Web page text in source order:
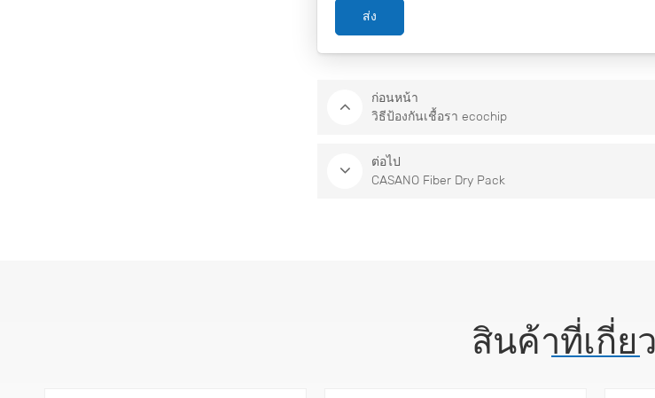
ส่ง
ก่อนหน้า
วิธีป้องกันเชื้อรา ecochip
ต่อไป
CASANO Fiber Dry Pack
สินค้าที่เกี่ย